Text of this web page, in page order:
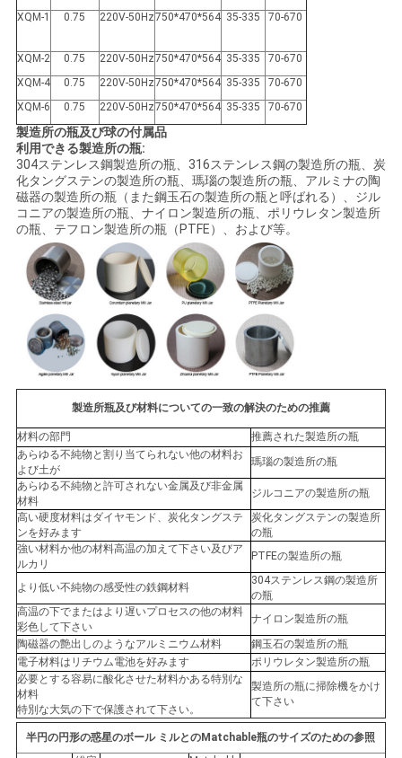
XQM-1 0.75 220V-50Hz750*470*564 35-335 70-670
XQM-2 0.75 220V-50Hz750*470*564 35-335
70-670
XQM-4
0.75 220V-50Hz750*470*564 35-335
70-670
XQM-6
0.75 220V-50Hz750*470*564 35-335 70-670
製造所の瓶及び球の付属品
利用できる製造所の瓶:
304ステンレス鋼製造所の瓶、316ステンレス鋼の製造所の瓶、炭
化タングステンの製造所の瓶、瑪瑙の製造所の瓶、アルミナの陶
磁器の製造所の瓶（また鋼玉石の製造所の瓶と呼ばれる）、ジル
コニアの製造所の瓶、ナイロン製造所の瓶、ポリウレタン製造所
の瓶、テフロン製造所の瓶（PTFE）、および等。
製造所瓶及び材料についての一致の解決のための推薦
材料の部門
推薦された製造所の瓶
あらゆる不純物と割り当てられない他の材料お
よび土が
瑪瑙の製造所の瓶
あらゆる不純物と許可されない金属及び非金属
材料
ジルコニアの製造所の瓶
高い硬度材料はダイヤモンド、炭化タングステ
ンを好みます
炭化タングステンの製造所
の瓶
強い材料か他の材料高温の加えて下さい及びア
ルカリ
PTFEの製造所の瓶
より低い不純物の感受性の鉄鋼材料
304ステンレス鋼の製造所
の瓶
高温の下でまたはより遅いプロセスの他の材料
彩色して下さい
ナイロン製造所の瓶
陶磁器の艶出しのようなアルミニウム材料
鋼玉石の製造所の瓶
電子材料はリチウム電池を好みます
ポリウレタン製造所の瓶
必要とする容易に酸化させた材料かある特別な
材料
特別な大気の下で保護されて下さい。
製造所の瓶に掃除機をかけ
て下さい
半円の円形の惑星のボール ミルとのMatchable瓶のサイズのための参照